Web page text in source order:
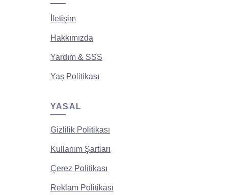
İletişim
Hakkımızda
Yardım & SSS
Yaş Politikası
YASAL
Gizlilik Politikası
Kullanım Şartları
Çerez Politikası
Reklam Politikası